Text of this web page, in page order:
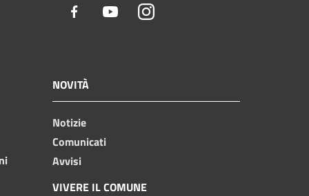
Facebook YoutubeInstagram
NOVITÀ
Notizie
Comunicati
Avvisi
VIVERE IL COMUNE